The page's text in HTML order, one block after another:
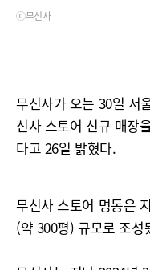
ⓒ무신사
무신사가 오는 30일 서
신사 스토어 신규 매장
다고 26일 밝혔다.
무신사 스토어 명동은
(약 300평) 규모로 조성